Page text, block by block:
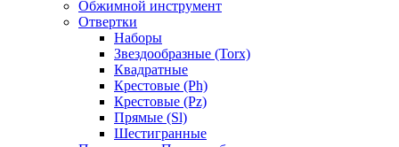
Обжимной инструмент
Отвертки
Наборы
Звездообразные (Torx)
Квадратные
Крестовые (Ph)
Крестовые (Pz)
Прямые (Sl)
Шестигранные